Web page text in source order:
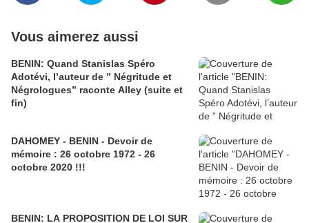
Vous aimerez aussi
BENIN: Quand Stanislas Spéro
Adotévi, l’auteur de ” Négritude et
Négrologues” raconte Alley (suite et
fin)
DAHOMEY - BENIN - Devoir de
mémoire : 26 octobre 1972 - 26
octobre 2020 !!!
BENIN: LA PROPOSITION DE LOI SUR